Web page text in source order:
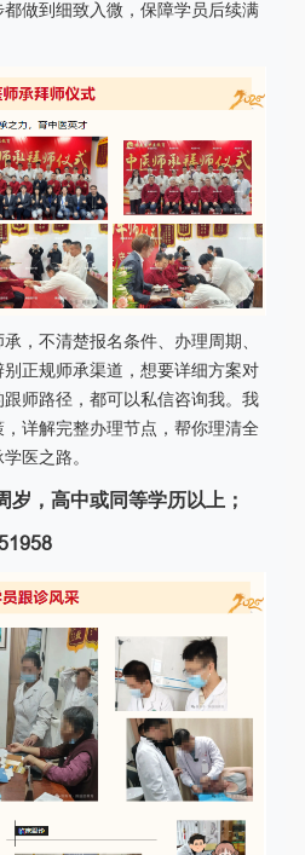
做到细致入微，保障学员后续满
，不清楚报名条件、办理周期、
正规师承渠道，想要详细方案对
师路径，都可以私信咨询我。我
详解完整办理节点，帮你理清全
医之路。
岁，高中或同等学历以上；